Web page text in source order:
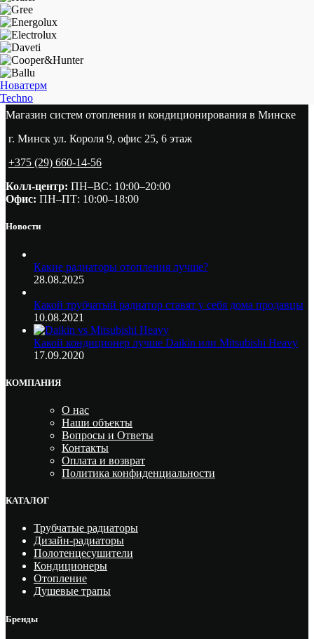
Новатерм
Techno
Магазин систем отопления и кондиционирования в Минске
г. Минск ул. Короля 9, офис 25, 6 этаж
+375 (29) 660-14-56
Колл-центр: ПН–ВС: 10:00–20:00​
Офис: ПН–ПТ: 10:00–18:00
Новости
Какие радиаторы отопления лучше?
28.08.2025
Какой трубчатый радиатор ставят у себя дома продавцы
10.08.2021
Какой кондиционер лучше Daikin или Mitsubishi Heavy
17.09.2020
КОМПАНИЯ
О нас
Наши объекты
Вопросы и Ответы
Контакты
Оплата и возврат
Политика конфиденциальности
КАТАЛОГ
Трубчатые радиаторы
Дизайн-радиаторы
Полотенцесушители
Кондиционеры
Отопление
Душевые трапы
Бренды